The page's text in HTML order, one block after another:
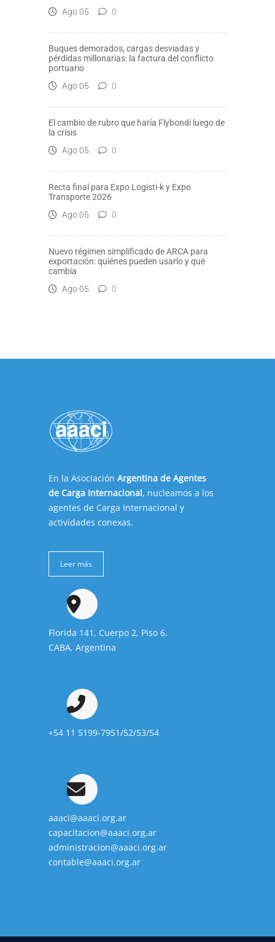
Ago 05
0
Buques demorados, cargas desviadas y
pérdidas millonarias: la factura del conflicto
portuario
Ago 05
0
El cambio de rubro que haría Flybondi luego de
la crisis
Ago 05
0
Recta final para Expo Logisti-k y Expo
Transporte 2026
Ago 05
0
Nuevo régimen simplificado de ARCA para
exportación: quiénes pueden usarlo y qué
cambia
Ago 05
0
En la Asociación Argentina de Agentes
de Carga Internacional, nucleamos a los
agentes de Carga Internacional y
actividades conexas.
Leer más
Florida 141, Cuerpo 2, Piso 6.
CABA, Argentina
+54 11 5199-7951/52/53/54
aaaci@aaaci.org.ar
capacitacion@aaaci.org.ar
administracion@aaaci.org.ar
contable@aaaci.org.ar